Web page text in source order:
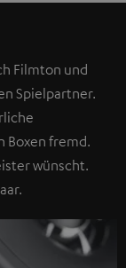
Filmton und
Spielpartner.
Boxen fremd.
wünscht.